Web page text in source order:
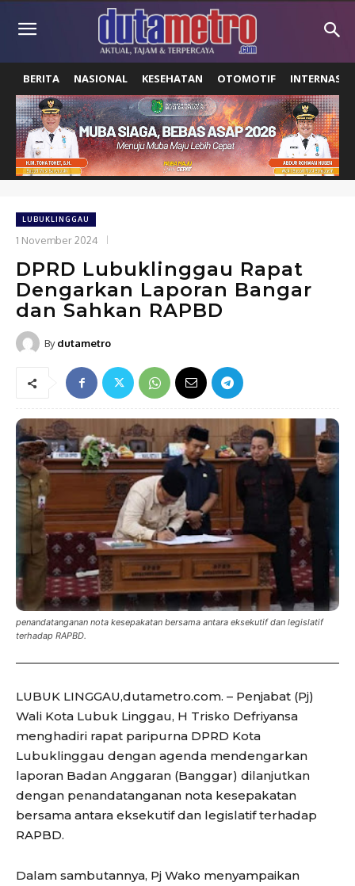
BERITA NASIONAL KESEHATAN OTOMOTIF
LUBUKLINGGAU
1 November 2024
DPRD Lubuklinggau Rapat
Dengarkan Laporan Bangar
dan Sahkan RAPBD
By dutametro
penandatanganan nota kesepakatan bersama antara eksekutif dan legislatif
terhadap RAPBD.
LUBUK LINGGAU,dutametro.com. – Penjabat (Pj)
Wali Kota Lubuk Linggau, H Trisko Defriyansa
menghadiri rapat paripurna DPRD Kota
Lubuklinggau dengan agenda mendengarkan
laporan Badan Anggaran (Banggar) dilanjutkan
dengan penandatanganan nota kesepakatan
bersama antara eksekutif dan legislatif terhadap
RAPBD.
Dalam sambutannya, Pj Wako menyampaikan